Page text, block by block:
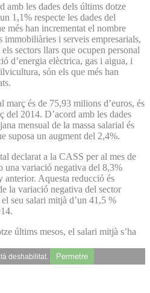
amb les dades dels últims dotze
1,1% respecte les dades del
més han incrementat el nombre
immobiliàries i serveis empresarials,
sectors llars que ocupen personal
d’energia elèctrica, gas i aigua, i
són els que més han
març és de 75,93 milions d’euros, és
del 2014. D’acord amb les dades
mensual de la massa salarial és
suposa un augment del 2,4%.
declarat a la CASS per al mes de
una variació negativa del 8,3%
anterior. Aquesta reducció és
la variació negativa del sector
seu salari mitjà d’un 41,5 %
últims mesos, el salari mitjà s’ha
deshabilitat. Permetre